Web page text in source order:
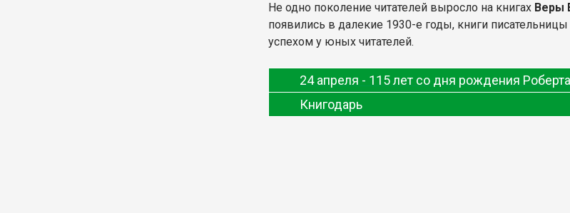
Не одно поколение читателей выросло на книгах Веры
появились в далекие 1930-е годы, книги
успехом у юных читателей.
24 апреля - 115 лет со дня рождения
Книгодарь